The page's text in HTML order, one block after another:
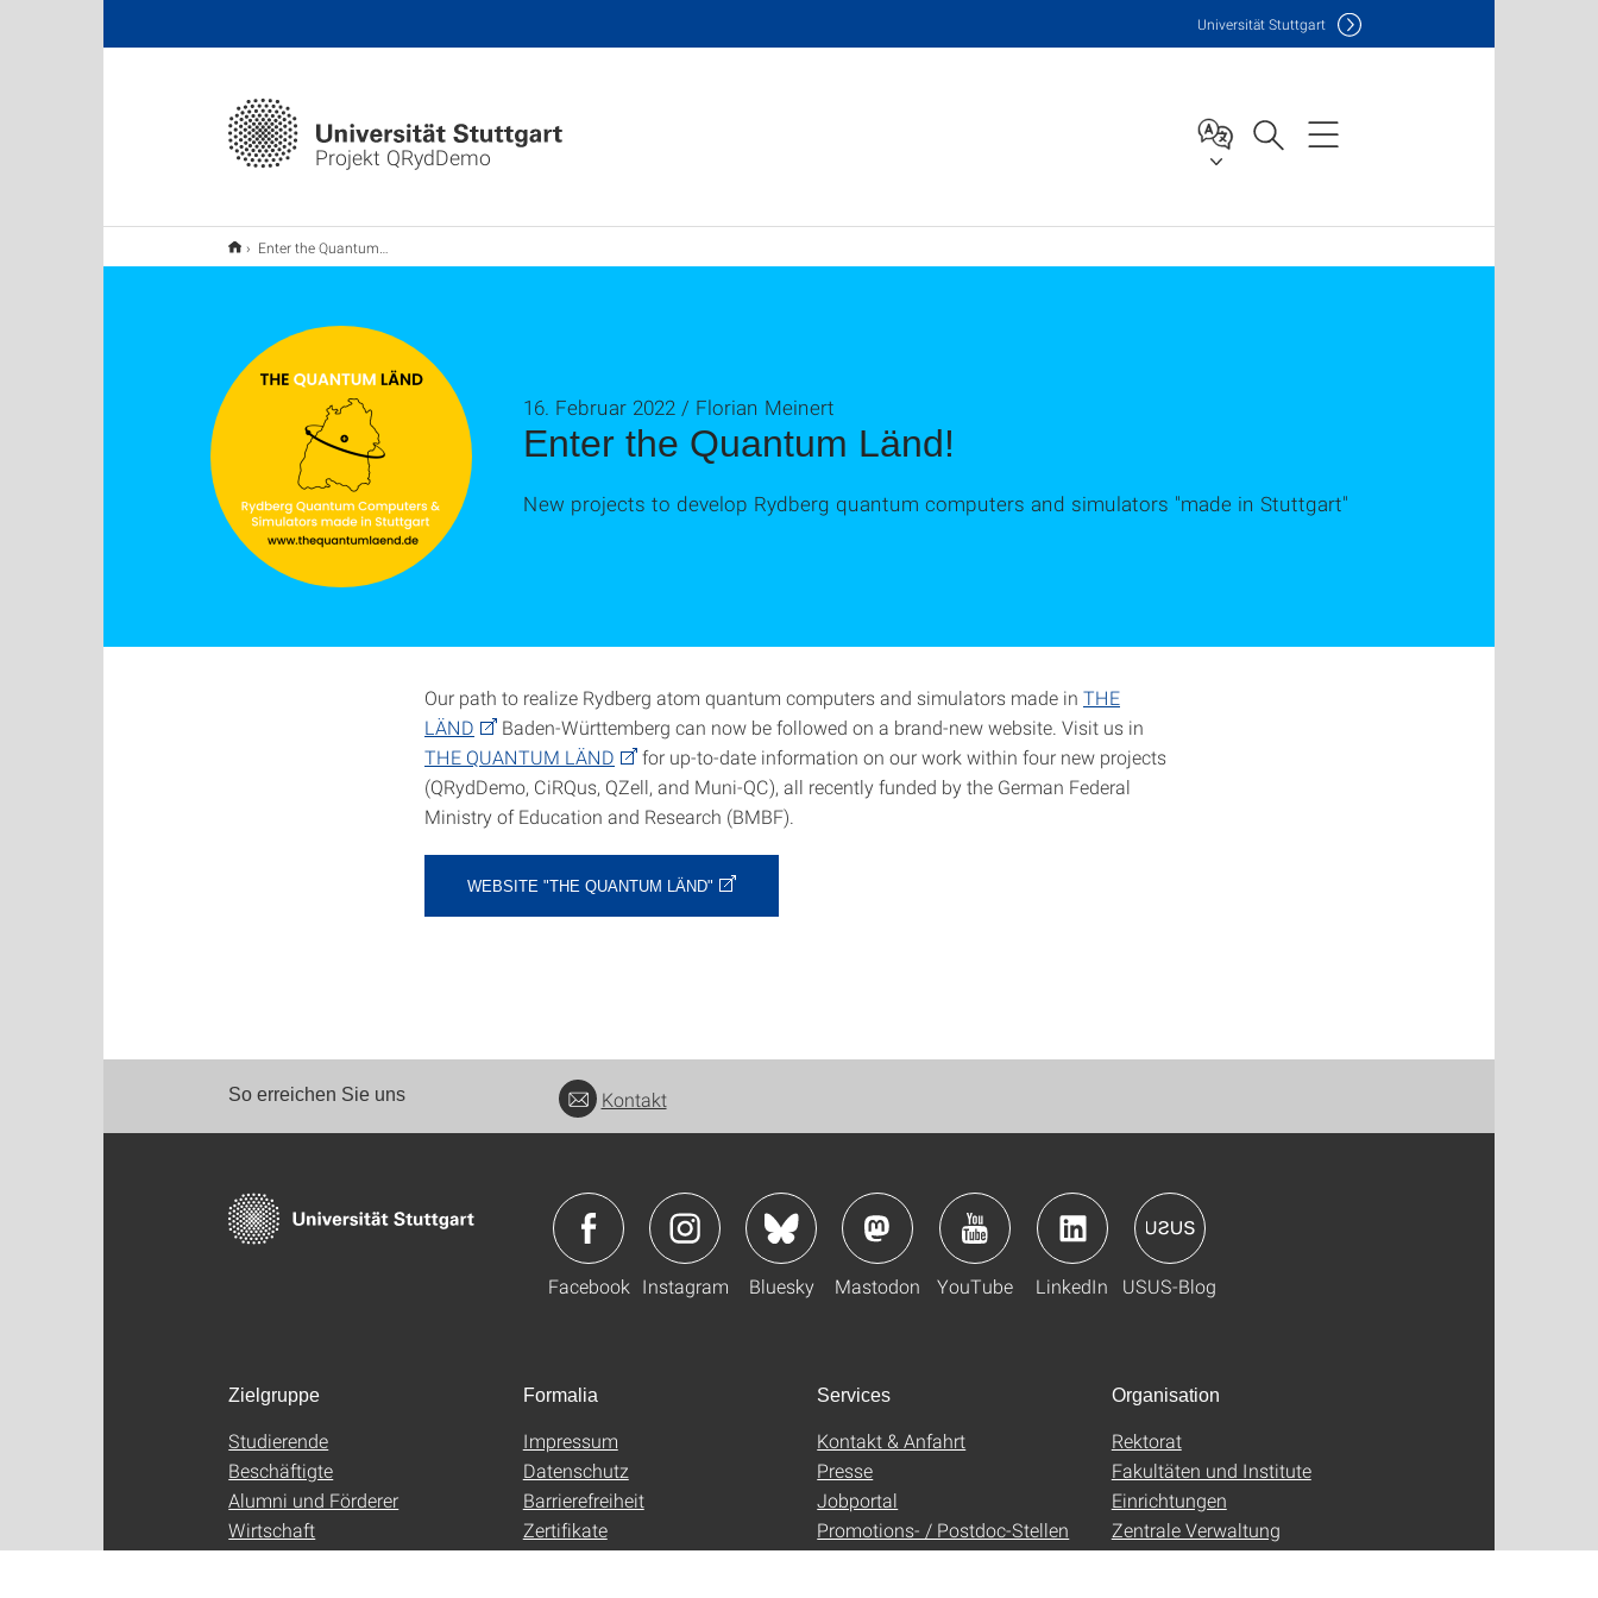
Projekt QRydDemo
Universität Stuttgart
Enter the Quantum Länd!
Enter the Quantum Länd!
16. Februar 2022 / Florian Meinert
New projects to develop Rydberg quantum computers and simulators "made in Stuttgart"
Our path to realize Rydberg atom quantum computers and simulators made in THE
LÄND
Baden-Württemberg can now be followed on a brand-new website. Visit us in
THE QUANTUM LÄND
for up-to-date information on our work within four new projects
(QRydDemo, CiRQus, QZell, and Muni-QC), all recently funded by the German Federal
Ministry of Education and Research (BMBF).
WEBSITE "THE QUANTUM LÄND"
So erreichen Sie uns Kontakt
Facebook Instagram Bluesky Mastodon YouTube LinkedIn USUS-Blog
Zielgruppe
Studierende
Beschäftigte
Alumni und Förderer
Wirtschaft
Formalia
Impressum
Datenschutz
Barrierefreiheit
Zertifikate
Services
Kontakt & Anfahrt
Presse
Jobportal
Promotions- / Postdoc-Stellen
Organisation
Rektorat
Fakultäten und Institute
Einrichtungen
Zentrale Verwaltung